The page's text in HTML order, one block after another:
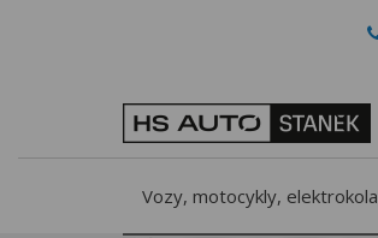
Vozy, motocykly, elektrokola